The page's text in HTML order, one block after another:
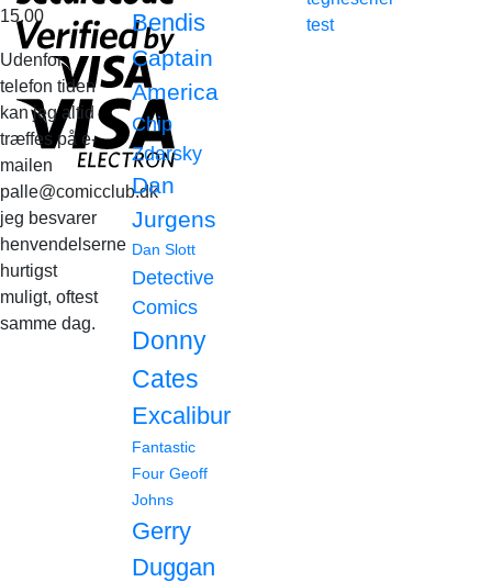
15.00
Udenfor
telefon tiden
kan jeg altid
træffes på e-
mailen
palle@comicclub.dk
jeg besvarer
henvendelserne
hurtigst
muligt, oftest
samme dag.
Bendis
Captain
America
Chip
Zdarsky
Dan
Jurgens
Dan Slott
Detective
Comics
Donny
Cates
Excalibur
Fantastic
Four Geoff
Johns
Gerry
Duggan
test